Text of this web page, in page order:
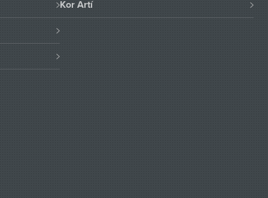
Kor Artí